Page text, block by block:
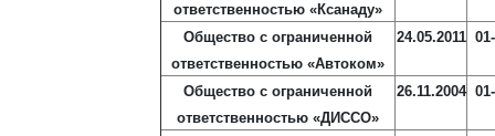
ответственностью «Ксанаду»
Общество с ограниченной
ответственностью «Автоком»
24.05.2011
Общество с ограниченной
ответственностью «ДИССО»
26.11.2004